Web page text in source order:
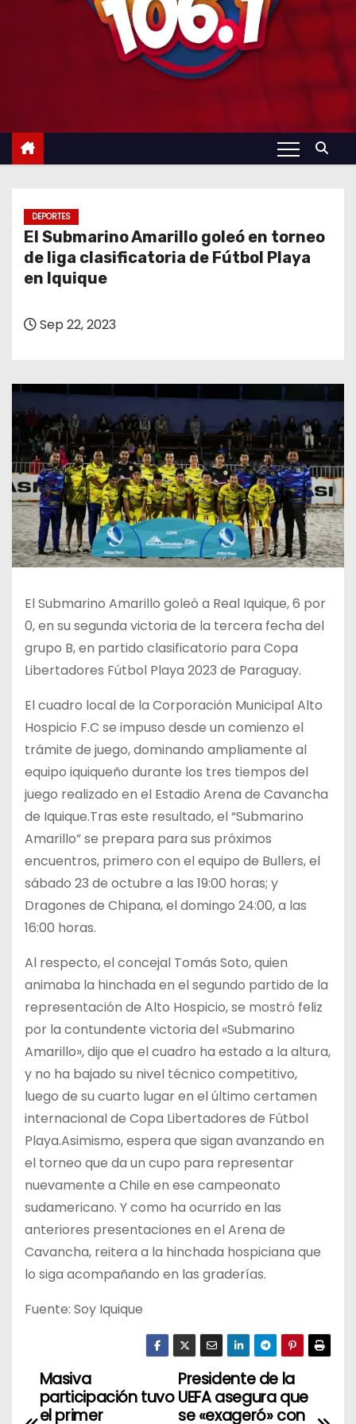
DEPORTES
El Submarino Amarillo goleó en torneo
de liga clasificatoria de Fútbol Playa
en Iquique
Sep 22, 2023
El Submarino Amarillo goleó a Real Iquique, 6 por
0, en su segunda victoria de la tercera fecha del
grupo B, en partido clasificatorio para Copa
Libertadores Fútbol Playa 2023 de Paraguay.
El cuadro local de la Corporación Municipal Alto
Hospicio F.C se impuso desde un comienzo el
trámite de juego, dominando ampliamente al
equipo iquiqueño durante los tres tiempos del
juego realizado en el Estadio Arena de Cavancha
de Iquique.Tras este resultado, el “Submarino
Amarillo” se prepara para sus próximos
encuentros, primero con el equipo de Bullers, el
sábado 23 de octubre a las 19:00 horas; y
Dragones de Chipana, el domingo 24:00, a las
16:00 horas.
Al respecto, el concejal Tomás Soto, quien
animaba la hinchada en el segundo partido de la
representación de Alto Hospicio, se mostró feliz
por la contundente victoria del «Submarino
Amarillo», dijo que el cuadro ha estado a la altura,
y no ha bajado su nivel técnico competitivo,
luego de su cuarto lugar en el último certamen
internacional de Copa Libertadores de Fútbol
Playa.Asimismo, espera que sigan avanzando en
el torneo que da un cupo para representar
nuevamente a Chile en ese campeonato
sudamericano. Y como ha ocurrido en las
anteriores presentaciones en el Arena de
Cavancha, reitera a la hinchada hospiciana que
lo siga acompañando en las graderías.
Fuente: Soy Iquique
N
Presidente de la
UEFA asegura que
se «exageró» con
Masiva
participación tuvo
el primer